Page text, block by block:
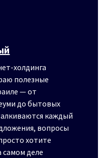
холдинга
полезные
— от
до бытовых
каждый
вопросы
хотите
самом деле